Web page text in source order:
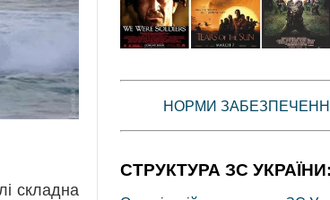
складна
НОРМИ
СТРУКТУРА ЗС УКРАЇНИ: